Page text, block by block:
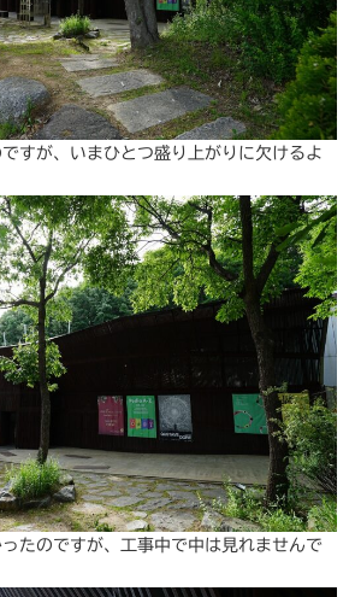
すが、いまひとつ盛り上がりに欠けるよ
たのですが、工事中で中は見れませんで